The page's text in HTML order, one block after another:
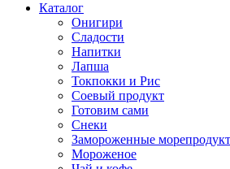
Каталог
Онигири
Сладости
Напитки
Лапша
Токпокки и Рис
Соевый продукт
Готовим сами
Снеки
Замороженные
Мороженое